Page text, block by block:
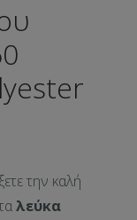
την καλή
λεύκα